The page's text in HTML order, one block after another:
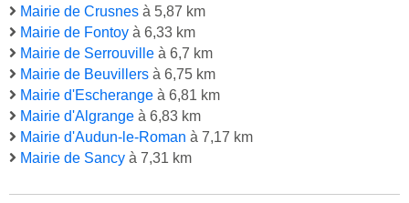
Mairie de Crusnes à 5,87 km
Mairie de Fontoy à 6,33 km
Mairie de Serrouville à 6,7 km
Mairie de Beuvillers à 6,75 km
Mairie d'Escherange à 6,81 km
Mairie d'Algrange à 6,83 km
Mairie d'Audun-le-Roman à 7,17 km
Mairie de Sancy à 7,31 km